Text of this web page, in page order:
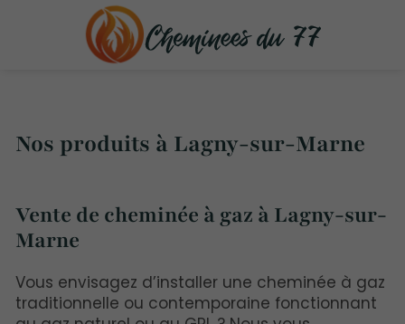
Nos produits à Lagny-sur-Marne
Vente de cheminée à gaz à Lagny-sur-
Marne
Vous envisagez d’installer une cheminée à gaz
traditionnelle ou contemporaine fonctionnant